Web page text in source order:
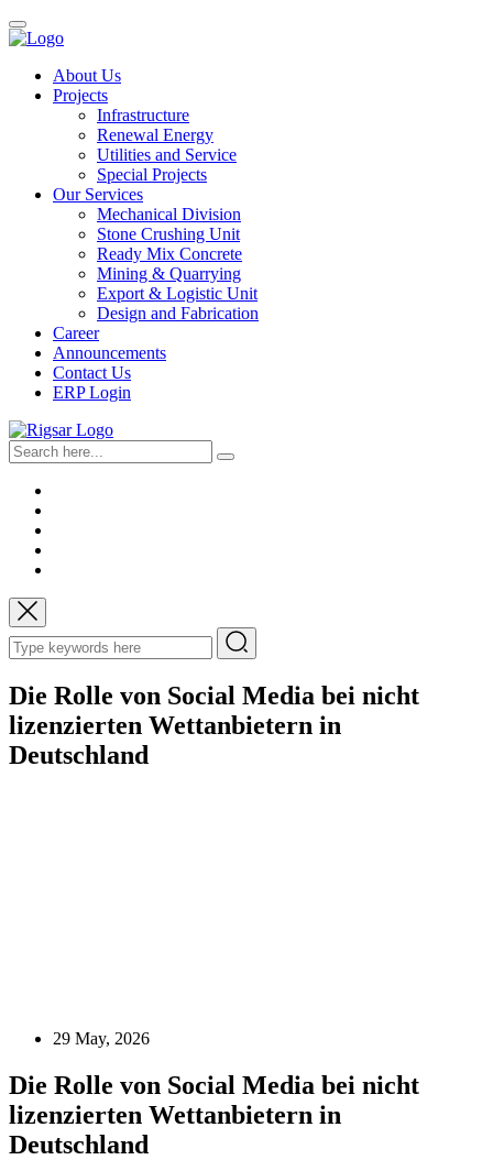
About Us
Projects
Infrastructure
Renewal Energy
Utilities and Service
Special Projects
Our Services
Mechanical Division
Stone Crushing Unit
Ready Mix Concrete
Mining & Quarrying
Export & Logistic Unit
Design and Fabrication
Career
Announcements
Contact Us
ERP Login
Die Rolle von Social Media bei nicht
lizenzierten Wettanbietern in
Deutschland
29 May, 2026
Die Rolle von Social Media bei nicht
lizenzierten Wettanbietern in
Deutschland